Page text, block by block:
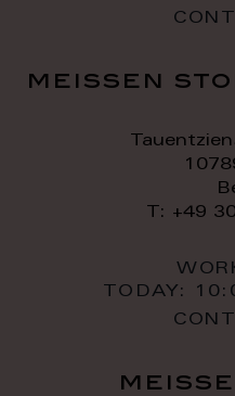
meissen
T: +49
TODAY: